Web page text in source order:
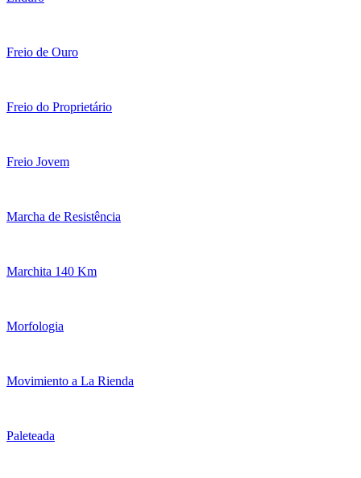
Freio de Ouro
Freio do Proprietário
Freio Jovem
Marcha de Resistência
Marchita 140 Km
Morfologia
Movimiento a La Rienda
Paleteada